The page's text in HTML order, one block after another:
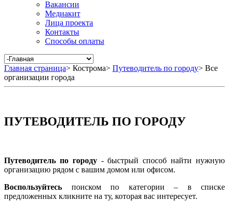
Вакансии
Медиакит
Лица проекта
Контакты
Способы оплаты
Главная страница> Кострома> Путеводитель по городу> Все
организации города
ПУТЕВОДИТЕЛЬ ПО ГОРОДУ
Путеводитель по городу- быстрый способ найти нужную
организацию рядом с вашим домом или офисом.
Воспользуйтесь поиском по категории – в списке
предложенных кликните на ту, которая вас интересует.